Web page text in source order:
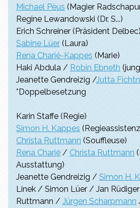
Michael Pëus (Magier
Regine Lewandowski (Dr. S...)
Erich Schreiner (Präsident Delbec)
Sabine Lüer (Laura)
Rena Charié-Kappes (Marie)
Haki Abdula / Robin Ebneth
Jeanette Gendreizig /Jutta
*Doppelbesetzung
Karin Staffe (Regie)
Simon H. Kappes
Christa Ruttmann (Souffleuse)
Rena Charié / Christa Ruttmann
Ausstattung)
Jeanette Gendreizig / Simon H.
Linek / Simon Lüer / Jan
Ruttmann / Jürgen Scharpmann